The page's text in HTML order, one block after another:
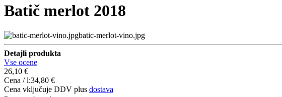
Batič merlot 2018
batic-merlot-vino.jpg
Detajli produkta
Vse ocene
26,10 €
Cena / l:34,80 €
Cena vključuje DDV plus dostava